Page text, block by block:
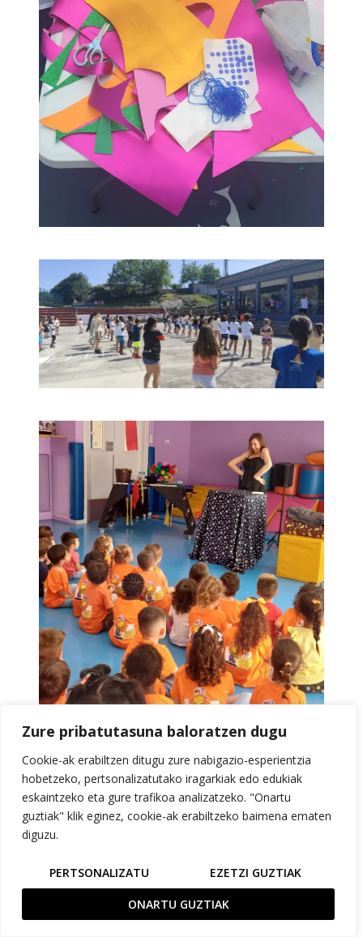
Zure pribatutasuna baloratzen dugu
Cookie-ak erabiltzen ditugu zure nabigazio-esperientzia
hobetzeko, pertsonalizatutako iragarkiak edo edukiak
eskaintzeko eta gure trafikoa analizatzeko. "Onartu
guztiak" klik eginez, cookie-ak erabiltzeko baimena ematen
diguzu.
PERTSONALIZATU EZETZI GUZTIAK
ONARTU GUZTIAK